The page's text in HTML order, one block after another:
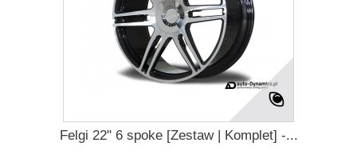
Felgi 22" 6 spoke [Zestaw | Komplet] -...